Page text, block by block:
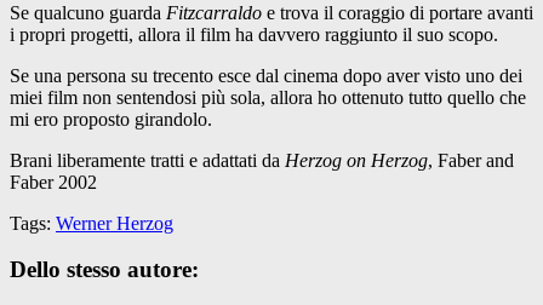
Se qualcuno guarda Fitzcarraldo e trova il coraggio di portare avanti
i propri progetti, allora il film ha davvero raggiunto il suo scopo.
Se una persona su trecento esce dal cinema dopo aver visto uno dei
miei film non sentendosi più sola, allora ho ottenuto tutto quello che
mi ero proposto girandolo.
Brani liberamente tratti e adattati da Herzog on Herzog, Faber and
Faber 2002
Tags: Werner Herzog
Dello stesso autore: